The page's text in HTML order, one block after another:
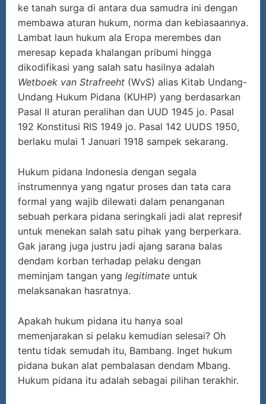
ke tanah surga di antara dua samudra ini dengan
membawa aturan hukum, norma dan kebiasaannya.
Lambat laun hukum ala Eropa merembes dan
meresap kepada khalangan pribumi hingga
dikodifikasi yang salah satu hasilnya adalah
Wetboek van Strafreeht (WvS) alias Kitab Undang-
Undang Hukum Pidana (KUHP) yang berdasarkan
Pasal II aturan peralihan dan UUD 1945 jo. Pasal
192 Konstitusi RIS 1949 jo. Pasal 142 UUDS 1950,
berlaku mulai 1 Januari 1918 sampek sekarang.
Hukum pidana Indonesia dengan segala
instrumennya yang ngatur proses dan tata cara
formal yang wajib dilewati dalam penanganan
sebuah perkara pidana seringkali jadi alat represif
untuk menekan salah satu pihak yang berperkara.
Gak jarang juga justru jadi ajang sarana balas
dendam korban terhadap pelaku dengan
meminjam tangan yang legitimate untuk
melaksanakan hasratnya.
Apakah hukum pidana itu hanya soal
memenjarakan si pelaku kemudian selesai? Oh
tentu tidak semudah itu, Bambang. Inget hukum
pidana bukan alat pembalasan dendam Mbang.
Hukum pidana itu adalah sebagai pilihan terakhir.